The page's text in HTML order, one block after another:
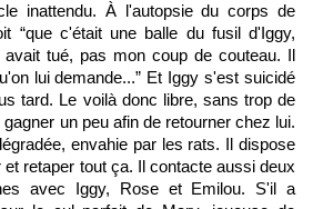
inattendu. À l'autopsie du corps de
“que c'était une balle du fusil d'Iggy,
tué, pas mon coup de couteau. Il
lui demande...” Et Iggy s'est suicidé
tard. Le voilà donc libre, sans trop de
un peu afin de retourner chez lui.
envahie par les rats. Il dispose
retaper tout ça. Il contacte aussi deux
avec Iggy, Rose et Emilou. S'il a